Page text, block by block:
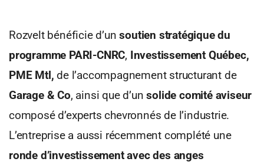
Rozvelt bénéficie d’unsoutien stratégique du
programme PARI-CNRC, Investissement Québec,
PME Mtl, de l’accompagnement structurant de
Garage & Co, ainsi que d’unsolide comité aviseur
composé d’experts chevronnés de l’industrie.
L’entreprise a aussi récemment complété une
ronde d’investissement avec des anges